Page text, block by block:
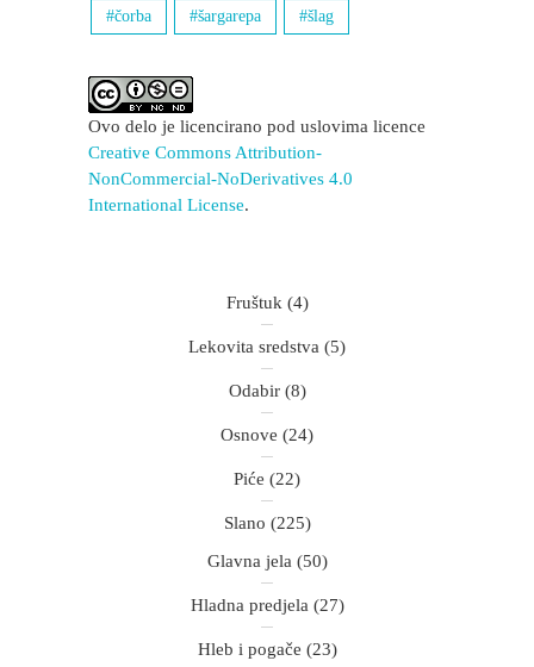
čorba šargarepa šlag
Ovo delo je licencirano pod uslovima licence
Creative Commons Attribution-
NonCommercial-NoDerivatives 4.0
International License.
Fruštuk (4)
Lekovita sredstva (5)
Odabir(8)
Osnove (24)
Piće (22)
Slano (225)
Glavna jela (50)
Hladna predjela (27)
Hleb i pogače (23)